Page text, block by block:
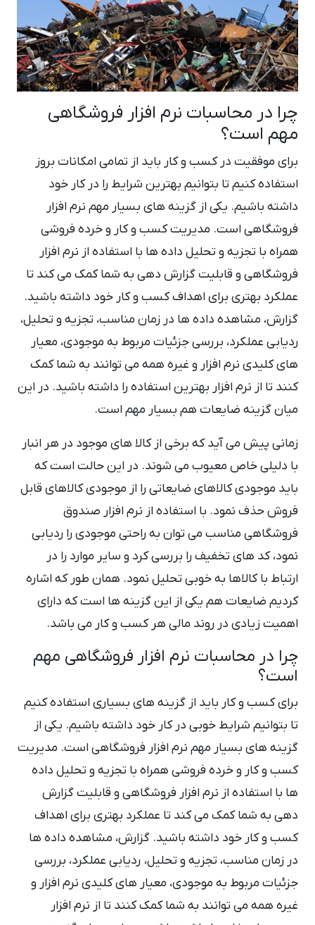
چرا در محاسبات نرم افزار فروشگاهی
مهم است؟
برای موفقیت در کسب و کار باید از تمامی امکانات بروز
استفاده کنیم تا بتوانیم بهترین شرایط را در کار خود
داشته باشیم. یکی از گزینه های بسیار مهم نرم افزار
فروشگاهی است. مدیریت کسب و کار و خرده فروشی
همراه با تجزیه و تحلیل داده ها با استفاده از نرم افزار
فروشگاهی و قابلیت گزارش دهی به شما کمک می کند تا
عملکرد بهتری برای اهداف کسب و کار خود داشته باشید.
گزارش، مشاهده داده ها در زمان مناسب، تجزیه و تحلیل،
ردیابی عملکرد، بررسی جزئیات مربوط به موجودی، معیار
های کلیدی نرم افزار و غیره همه می توانند به شما کمک
کنند تا از نرم افزار بهترین استفاده را داشته باشید. در این
میان گزینه ضایعات هم بسیار مهم است.
زمانی پیش می آید که برخی از کالا های موجود در هر انبار
با دلیلی خاص معیوب می شوند. در این حالت است که
باید موجودی کالاهای ضایعاتی را از موجودی کالاهای قابل
فروش حذف نمود. با استفاده از نرم افزار صندوق
فروشگاهی مناسب می توان به راحتی موجودی را ردیابی
نمود، کد های تخفیف را بررسی کرد و سایر موارد را در
ارتباط با کالاها به خوبی تحلیل نمود. همان طور که اشاره
کردیم ضایعات هم یکی از این گزینه ها است که دارای
اهمیت زیادی در روند مالی هر کسب و کار می باشد.
چرا در محاسبات نرم افزار فروشگاهی مهم
است؟
برای کسب و کار باید از گزینه های بسیاری استفاده کنیم
تا بتوانیم شرایط خوبی در کار خود داشته باشیم. یکی از
گزینه های بسیار مهم نرم افزار فروشگاهی است. مدیریت
کسب و کار و خرده فروشی همراه با تجزیه و تحلیل داده
ها با استفاده از نرم افزار فروشگاهی و قابلیت گزارش
دهی به شما کمک می کند تا عملکرد بهتری برای اهداف
کسب و کار خود داشته باشید. گزارش، مشاهده داده ها
در زمان مناسب، تجزیه و تحلیل، ردیابی عملکرد، بررسی
جزئیات مربوط به موجودی، معیار های کلیدی نرم افزار و
غیره همه می توانند به شما کمک کنند تا از نرم افزار